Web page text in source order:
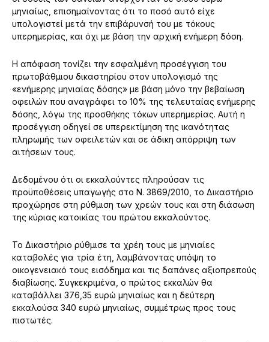
μηνιαίως, επισημαίνοντας ότι το ποσό αυτό είχε
υπολογιστεί μετά την επιβάρυνσή του με τόκους
υπερημερίας, και όχι με βάση την αρχική ενήμερη δόση.
Η απόφαση τονίζει την εσφαλμένη προσέγγιση του
πρωτοβάθμιου δικαστηρίου στον υπολογισμό της
«ενήμερης μηνιαίας δόσης» με βάση μόνο την βεβαίωση
οφειλών που αναγράφει το 10% της τελευταίας ενήμερης
δόσης, λόγω της προσθήκης τόκων υπερημερίας. Αυτή η
προσέγγιση οδηγεί σε υπερεκτίμηση της ικανότητας
πληρωμής των οφειλετών και σε άδικη απόρριψη των
αιτήσεων τους.
Δεδομένου ότι οι εκκαλούντες πληρούσαν τις
προϋποθέσεις υπαγωγής στο Ν. 3869/2010, το Δικαστήριο
προχώρησε στη ρύθμιση των χρεών τους και στη διάσωση
της κύριας κατοικίας του πρώτου εκκαλούντος.
Το Δικαστήριο ρύθμισε τα χρέη τους με μηνιαίες
καταβολές για τρία έτη, λαμβάνοντας υπόψη το
οικογενειακό τους εισόδημα και τις δαπάνες αξιοπρεπούς
διαβίωσης. Συγκεκριμένα, ο πρώτος εκκαλών θα
καταβάλλει 376,35 ευρώ μηνιαίως και η δεύτερη
εκκαλούσα 340 ευρώ μηνιαίως, συμμέτρως προς τους
πιστωτές.